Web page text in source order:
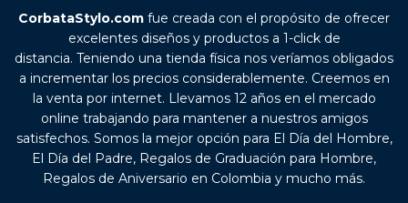
CorbataStylo.com fue creada con el propósito de ofrecer
excelentes diseños y productos a 1-click de
distancia. Teniendo una tienda física nos veríamos obligados
a incrementar los precios considerablemente. Creemos en
la venta por internet. Llevamos 12 años en el mercado
online trabajando para mantener a nuestros amigos
satisfechos. Somos la mejor opción para El Día del Hombre,
El Día del Padre, Regalos de Graduación para Hombre,
Regalos de Aniversario en Colombia y mucho más.